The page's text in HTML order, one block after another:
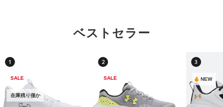
ベストセラー
1
SALE
在庫残り僅か
2
SALE
3
NEW